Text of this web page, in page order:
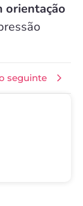
orientação
seguinte